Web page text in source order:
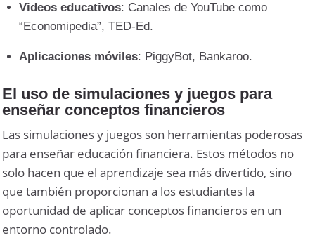
Videos educativos: Canales de YouTube como
“Economipedia”, TED-Ed.
Aplicaciones móviles: PiggyBot, Bankaroo.
El uso de simulaciones y juegos para
enseñar conceptos financieros
Las simulaciones y juegos son herramientas poderosas
para enseñar educación financiera. Estos métodos no
solo hacen que el aprendizaje sea más divertido, sino
que también proporcionan a los estudiantes la
oportunidad de aplicar conceptos financieros en un
entorno controlado.